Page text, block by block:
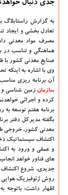
جدی دنبال
به گزارش راستابلاگ
تعادل بخشی و ایجاد
مصرف مواد معدنی
هماهنگی و تناسب در
صنایع معدنی کشور با
وی با اشاره به اینکه
آن برنامه ریزی
سازمان
کرده و اجرائی
برنامه هفتم توسعه به
بگفته مدیرکل دفتر
معدنی کشور، خروجی
اکتشاف سیستماتیک
و عمقی و ورود به
های فناور خواهد
جدیدی، شروع
روش ژئوفیزیک هوایی
اظهار داشت: باتوجه